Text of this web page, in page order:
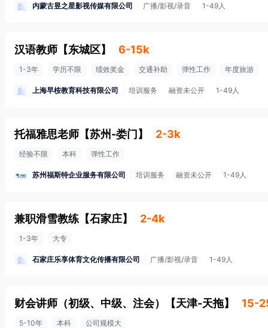
内蒙古昱之星影视传媒有限公司 广播/影视/录音 1-49人
汉语教师 【东城区】 6-15k
1-3年 学历不限 绩效奖金 交通补助 弹性工作 年度旅游
上海早桉教育科技有限公司 培训服务 融资未公开 1-49人
托福雅思老师 【苏州-娄门 】 2-3k
经验不限 本科 弹性工作
苏州福斯特企业服务有限公司 培训服务 融资未公开 1-49人
兼职滑雪教练 【石家庄】 2-4k
1-3年 大专
石家庄乐享体育文化传播有限公司 广播/影视/录音 1-49人
财会讲师（初级、中级、注会） 【天津-天拖】 15-
5-10年 本科 公司规模大